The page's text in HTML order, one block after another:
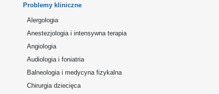
Problemy kliniczne
Alergologia
Anestezjologia i intensywna terapia
Angiologia
Audiologia i foniatria
Balneologia i medycyna fizykalna
Chirurgia dziecięca